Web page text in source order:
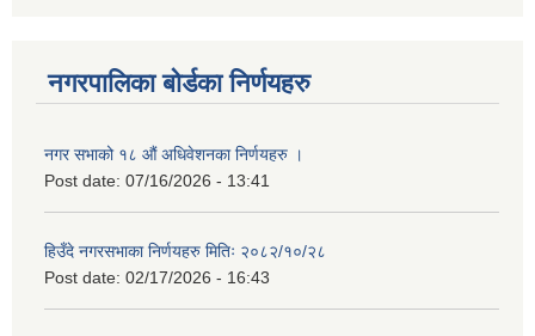
नगरपालिका बोर्डका निर्णयहरु
नगर सभाको १८ औं अधिवेशनका निर्णयहरु ।
Post date: 07/16/2026 - 13:41
हिउँदे नगरसभाका निर्णयहरु मितिः २०८२/१०/२८
Post date: 02/17/2026 - 16:43